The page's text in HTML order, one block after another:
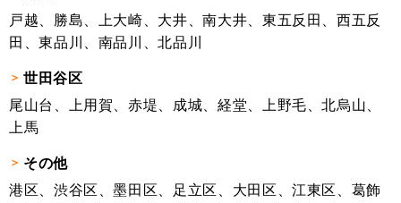
戸越、勝島、上大崎、大井、南大井、東五反田、西五反
田、東品川、南品川、北品川
世田谷区
尾山台、上用賀、赤堤、成城、経堂、上野毛、北烏山、
上馬
その他
港区、渋谷区、墨田区、足立区、大田区、江東区、葛飾